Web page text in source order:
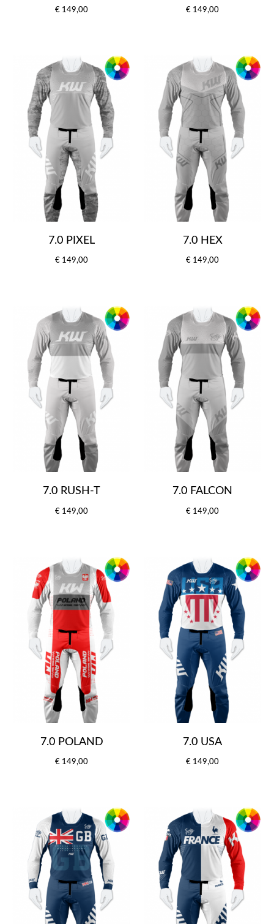
€ 149,00 € 149,00
7.0 PIXEL
€ 149,00
7.0 HEX
€ 149,00
7.0 RUSH-T
€ 149,00
7.0 FALCON
€ 149,00
7.0 POLAND
€ 149,00
7.0 USA
€ 149,00